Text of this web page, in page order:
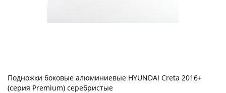
Подножки боковые алюминиевые HYUNDAI Creta 2016+
(серия Premium) серебристые